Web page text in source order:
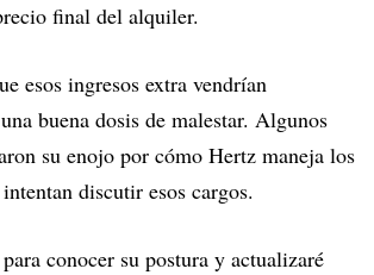
final del alquiler.
esos ingresos extra vendrían
buena dosis de malestar. Algunos
su enojo por cómo Hertz maneja los
discutir esos cargos.
conocer su postura y actualizaré